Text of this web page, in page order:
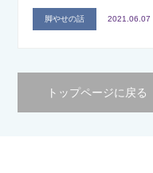
脚やせの話 2021.06.07
トップページに戻る